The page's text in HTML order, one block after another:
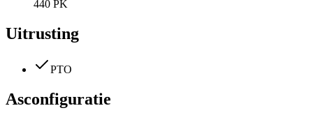
440 PK
Uitrusting
PTO
Asconfiguratie